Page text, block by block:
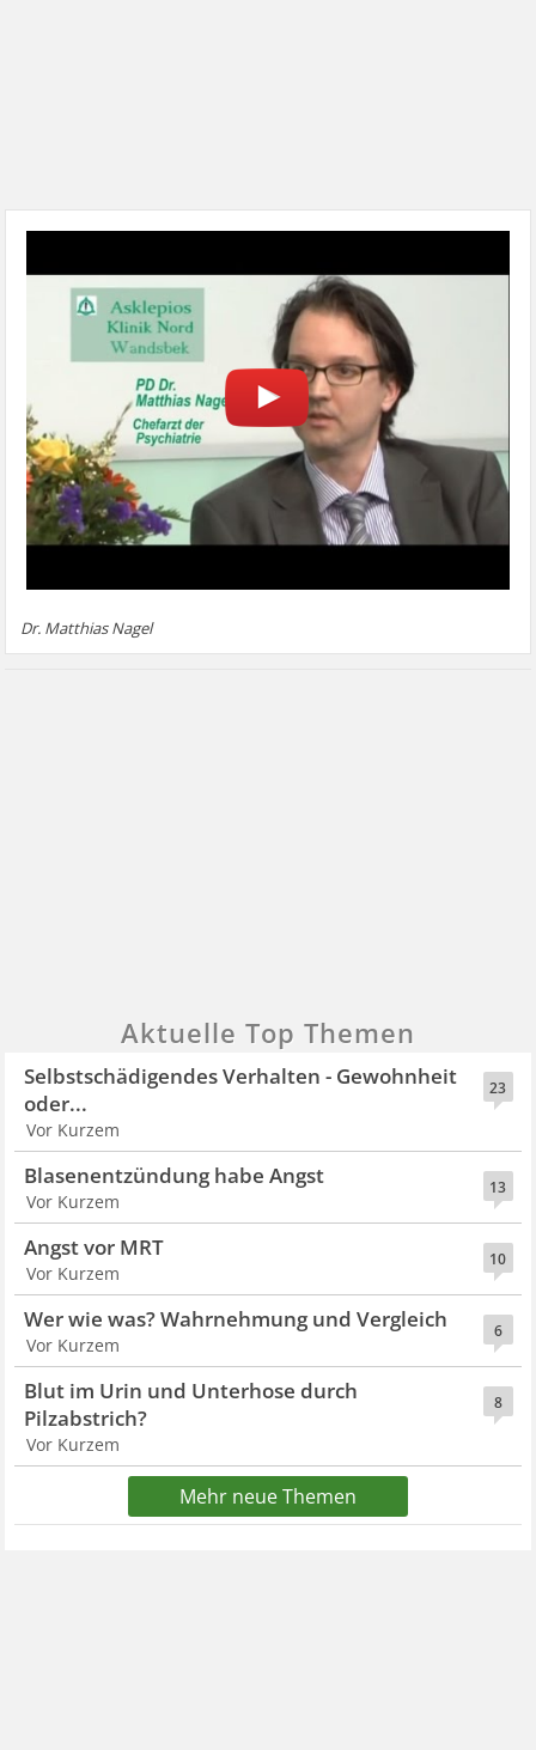
Dr. Matthias Nagel
Aktuelle Top Themen
23
Selbstschädigendes Verhalten - Gewohnheit
oder...
Vor Kurzem
13
Blasenentzündung habe Angst
Vor Kurzem
10
Angst vor MRT
Vor Kurzem
6
Wer wie was? Wahrnehmung und Vergleich
Vor Kurzem
8
Blut im Urin und Unterhose durch
Pilzabstrich?
Vor Kurzem
Mehr neue Themen